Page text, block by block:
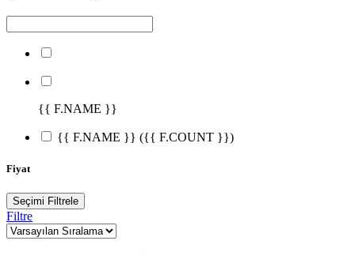
{{ F.NAME }}
{{ F.NAME }} ({{ F.COUNT }})
Fiyat
Seçimi Filtrele
Filtre